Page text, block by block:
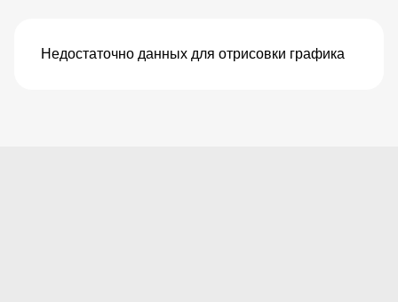
Недостаточно данных для отрисовки графика